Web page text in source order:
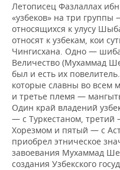
Летописец Фазлаллах
«узбеков» на три группы
относящихся к улусу
относят к узбекам, кои
Чингисхана. Одно —
Величество (Мухаммад
был и есть их
которые славны во всем
и третье племя —
Один край владений
— с Туркестаном,
Хорезмом и пятый — с
приобрел этническое
завоевания Мухаммад
создания Узбекского